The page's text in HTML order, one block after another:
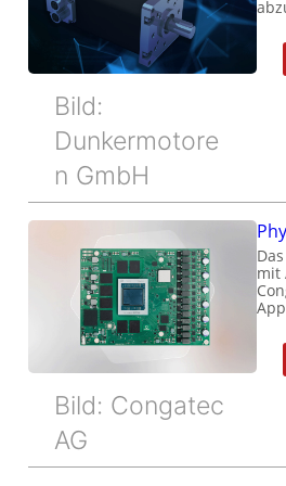
Bild:
Dunkermotore
n GmbH
Bild: Congatec
AG
mit